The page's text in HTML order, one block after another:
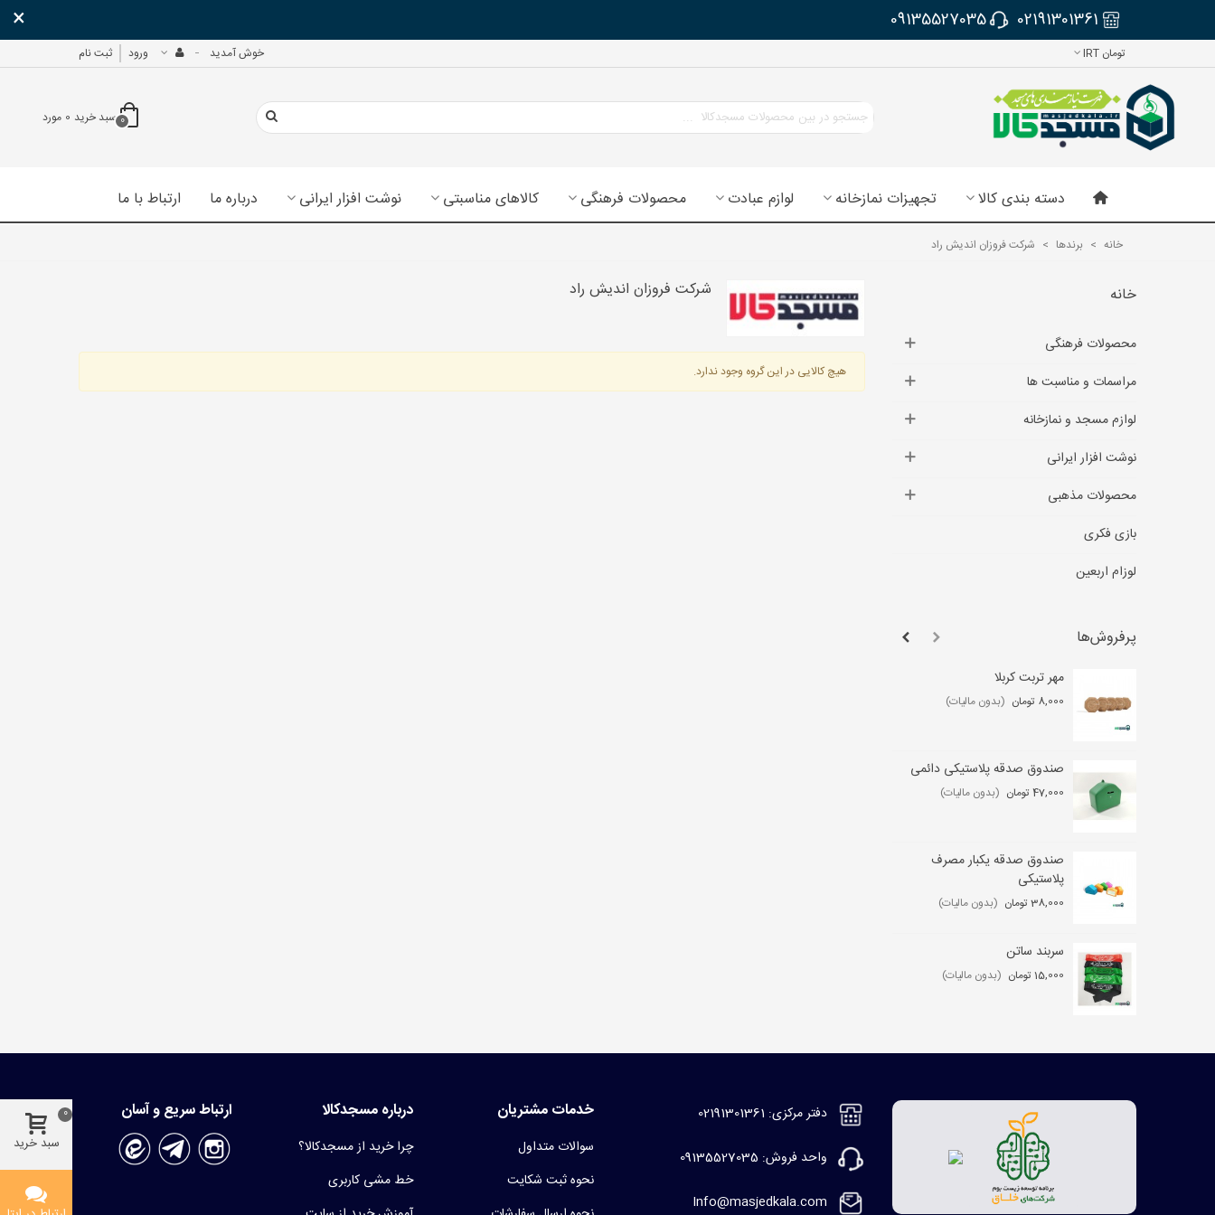
02191301361
09135527035
×
تومان IRT خوش آمدید ورود ثبت نام
0سبد خرید 0 مورد
دسته بندی کالا تجهیزات نمازخانه لوازم عبادت محصولات فرهنگی کالاهای مناسبتی نوشت افزار ایرانی درباره ما ارتباط با ما
خانه > برندها > شرکت فروزان اندیش راد
خانه
محصولات فرهنگی
مراسمات و مناسبت ها
لوازم مسجد و نمازخانه
نوشت افزار ایرانی
محصولات مذهبی
بازی فکری
لوزام اربعین
پرفروش‌ها
مهر تربت کربلا
8,000 تومان (بدون مالیات)
صندوق صدقه پلاستیکی دائمی
47,000 تومان (بدون مالیات)
صندوق صدقه یکبار مصرف
پلاستیکی
38,000 تومان (بدون مالیات)
سربند ساتن
15,000 تومان (بدون مالیات)
شرکت فروزان اندیش راد
هیچ کالایی در این گروه وجود ندارد.
دفتر مرکزی: 02191301361
واحد فروش: 09135527035
Info@masjedkala.com
خدمات مشتریان
سوالات متداول
نحوه ثبت شکایت
درباره مسجدکالا
چرا خرید از مسجدکالا؟
خط مشی کاربری
ارتباط سریع و آسان
سبد خرید
0